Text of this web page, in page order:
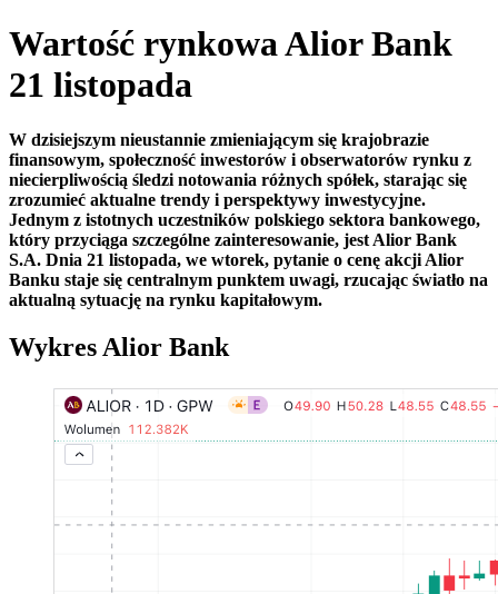
Wartość rynkowa Alior Bank
21 listopada
W dzisiejszym nieustannie zmieniającym się krajobrazie
finansowym, społeczność inwestorów i obserwatorów rynku z
niecierpliwością śledzi notowania różnych spółek, starając się
zrozumieć aktualne trendy i perspektywy inwestycyjne.
Jednym z istotnych uczestników polskiego sektora bankowego,
który przyciąga szczególne zainteresowanie, jest Alior Bank
S.A. Dnia 21 listopada, we wtorek, pytanie o cenę akcji Alior
Banku staje się centralnym punktem uwagi, rzucając światło na
aktualną sytuację na rynku kapitałowym.
Wykres Alior Bank